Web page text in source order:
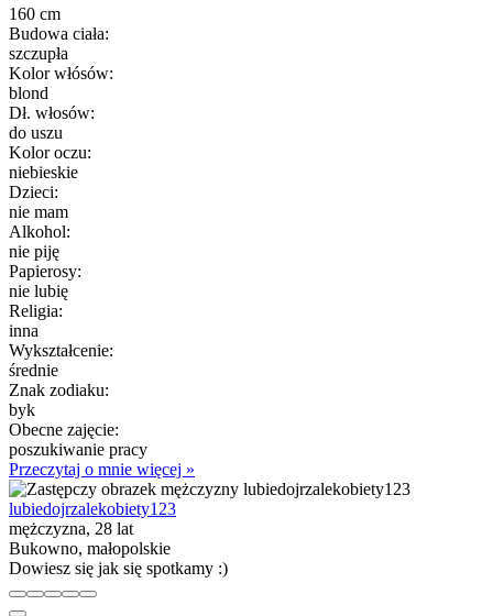
160 cm
Budowa ciała:
szczupła
Kolor włósów:
blond
Dł. włosów:
do uszu
Kolor oczu:
niebieskie
Dzieci:
nie mam
Alkohol:
nie piję
Papierosy:
nie lubię
Religia:
inna
Wykształcenie:
średnie
Znak zodiaku:
byk
Obecne zajęcie:
poszukiwanie pracy
Przeczytaj o mnie więcej »
lubiedojrzalekobiety123
mężczyzna, 28 lat
Bukowno, małopolskie
Dowiesz się jak się spotkamy :)